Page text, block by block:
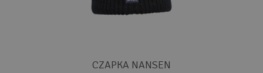
CZAPKA NANSEN